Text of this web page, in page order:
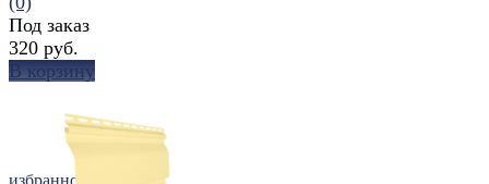
избранное
Под заказ
320 руб.
В корзину